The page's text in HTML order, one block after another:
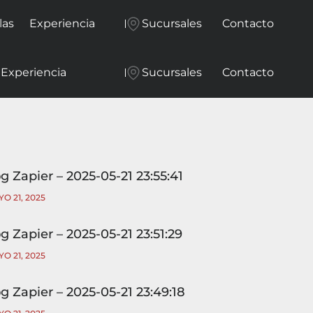
Experiencia Sucursales Contacto
Experiencia Sucursales Contacto
Zapier – 2025-05-21 23:55:41
21, 2025
Zapier – 2025-05-21 23:51:29
21, 2025
Zapier – 2025-05-21 23:49:18